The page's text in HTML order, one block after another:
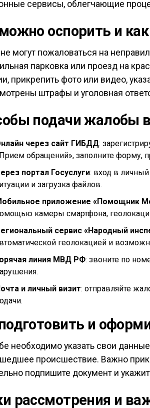
сервисы, облегчающие
оспорить и
могут пожаловаться на
парковка или проезд на
прикрепить фото или видео,
штрафы и уголовная
подачи жалобы
через сайт ГИБДД:
обращений», заполните форму,
портал Госуслуги: вход в
и загрузка файлов.
приложение «Помощник
камеры смартфона,
сервис «Народный
геолокацией и
линия МВД РФ: звоните по
и личный визит: отправляйте
и
необходимо указать свои
происшествие. Важно
подпишите документ и
рассмотрения и